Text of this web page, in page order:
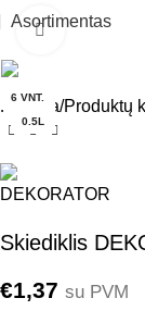
Asortimentas
6 VNT.
0.5L
Click to
Pradžia Produktų
Skiediklis
€1,37 su PVM